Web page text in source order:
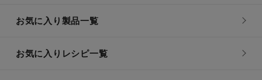
お気に入り製品一覧
お気に入りレシピ一覧